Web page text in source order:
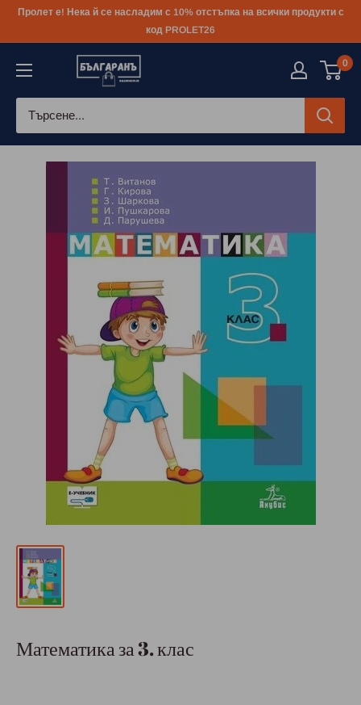
КъмПролет е! Нека й се насладим с 10% отстъпка на всички продукти с
код PROLET26
0
Математика за 3. клас